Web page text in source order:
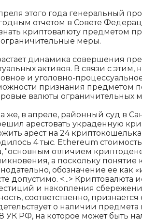
этого года генеральный
отчетом в Совете
криптовалюту предметом
меры.
динамика совершения
активов. В связи с этим,
и уголовно-
признания предметом
валюты ограничительных
же, в апреле, районный суд в
арестовать украденную
арест на 24
4 тыс. Ethereum
"основным отличием
а поскольку понятие
обозначение ее как
допустимо. <...> Криптовалюта
и накопления
соответственно,
о наличии
УК РФ, на которое может быть